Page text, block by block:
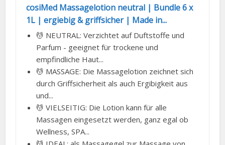
cosiMed Massagelotion neutral | Bundle 6 x
1L | ergiebig & griffsicher | Made in...
💆 NEUTRAL: Verzichtet auf Duftstoffe und
Parfum - geeignet für trockene und
empfindliche Haut...
💆 MASSAGE: Die Massagelotion zeichnet sich
durch Griffsicherheit als auch Ergibigkeit aus
und...
💆 VIELSEITIG: Die Lotion kann für alle
Massagen eingesetzt werden, ganz egal ob
Wellness, SPA...